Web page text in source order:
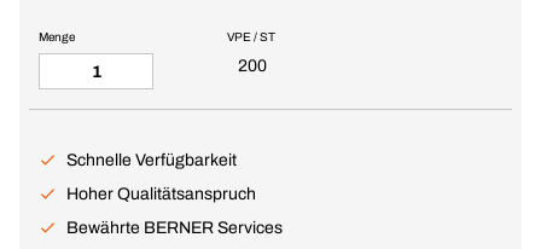
VPE / ST
200
Menge
Schnelle Verfügbarkeit
Hoher Qualitätsanspruch
Bewährte BERNER Services